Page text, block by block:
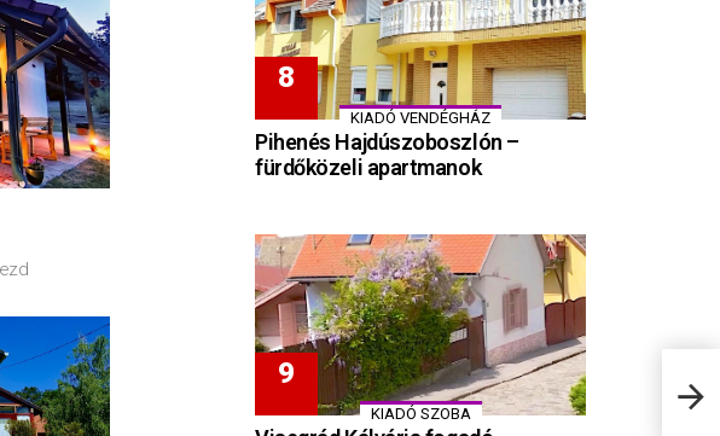
KIADÓ VENDÉGHÁZ
Pihenés Hajdúszoboszlón –
fürdőközeli apartmanok
KIADÓ SZOBA